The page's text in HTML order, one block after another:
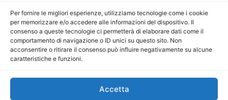
Per fornire le migliori esperienze, utilizziamo tecnologie come i cookie
per memorizzare e/o accedere alle informazioni del dispositivo. Il
consenso a queste tecnologie ci permetterà di elaborare dati come il
comportamento di navigazione o ID unici su questo sito. Non
acconsentire o ritirare il consenso può influire negativamente su alcune
caratteristiche e funzioni.
Accetta
Direttore Editoriale: Maurizio Scaglione
Direttore Responsabile: Maria Calabrese
P.IVA: 06334930820